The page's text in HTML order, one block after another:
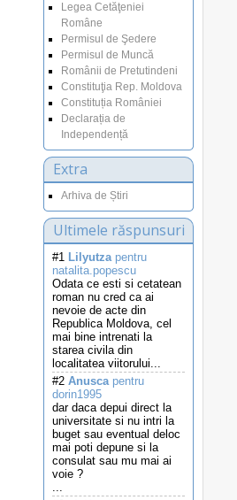
Legea Cetăţeniei
Române
Permisul de Şedere
Permisul de Muncă
Românii de Pretutindeni
Constituţia Rep. Moldova
Constituția României
Declarația de
Independență
Extra
Arhiva de Știri
Ultimele răspunsuri
#1 Lilyutzapentru
natalita.popescu
Odata ce esti si cetatean
roman nu cred ca ai
nevoie de acte din
Republica Moldova, cel
mai bine intrenati la
starea civila din
localitatea viitorului...
#2 Anuscapentru
dorin1995
dar daca depui direct la
universitate si nu intri la
buget sau eventual deloc
mai poti depune si la
consulat sau mu mai ai
voie ?
...